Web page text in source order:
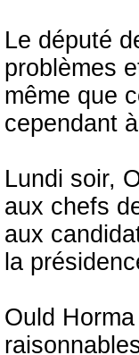
Le député
problèmes
même que
cependant
Lundi soir,
aux chefs
aux
la
Ould